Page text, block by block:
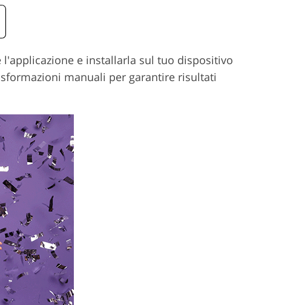
e installarla sul tuo dispositivo
manuali per garantire risultati